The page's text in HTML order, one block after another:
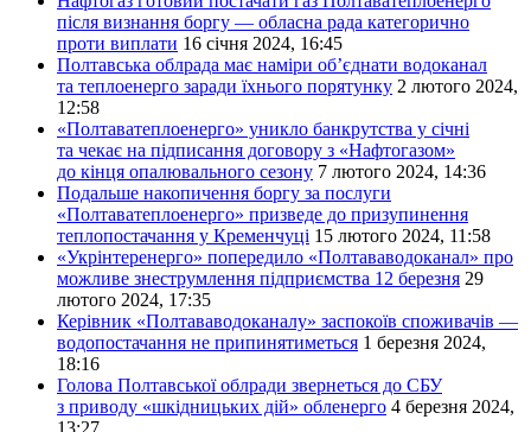
після визнання боргу — обласна рада категорично
проти виплати 16 січня 2024, 16:45
Полтавська облрада має наміри об’єднати водоканал
та теплоенерго заради їхнього порятунку 2 лютого 2024,
12:58
«Полтаватеплоенерго» уникло банкрутства у січні
та чекає на підписання договору з «Нафтогазом»
до кінця опалювального сезону 7 лютого 2024, 14:36
Подальше накопичення боргу за послуги
«Полтаватеплоенерго» призведе до призупинення
теплопостачання у Кременчуці 15 лютого 2024, 11:58
«Укрінтеренерго» попередило «Полтававодоканал» про
можливе знеструмлення підприємства 12 березня 29
лютого 2024, 17:35
Керівник «Полтававодоканалу» заспокоїв споживачів —
водопостачання не припинятиметься 1 березня 2024,
18:16
Голова Полтавської облради звернеться до СБУ
з приводу «шкідницьких дій» обленерго 4 березня 2024,